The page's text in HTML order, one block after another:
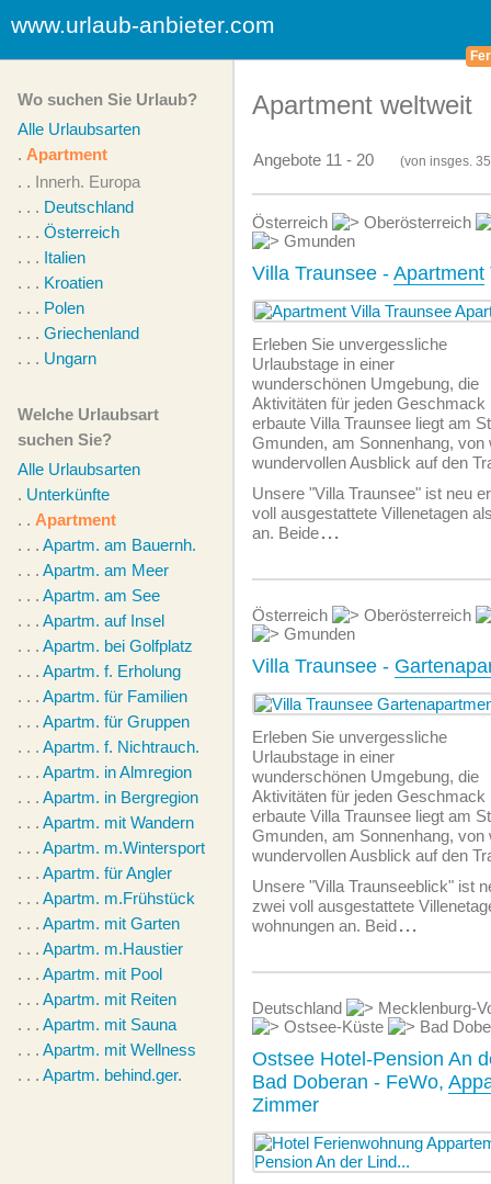
www.urlaub-anbieter.com
Wo suchen Sie Urlaub?
Alle Urlaubsarten
. Apartment
. . Innerh. Europa
. . . Deutschland
. . . Österreich
. . . Italien
. . . Kroatien
. . . Polen
. . . Griechenland
. . . Ungarn
Welche Urlaubsart
suchen Sie?
Alle Urlaubsarten
. Unterkünfte
. . Apartment
. . . Apartm. am Bauernh.
. . . Apartm. am Meer
. . . Apartm. am See
. . . Apartm. auf Insel
. . . Apartm. bei Golfplatz
. . . Apartm. f. Erholung
. . . Apartm. für Familien
. . . Apartm. für Gruppen
. . . Apartm. f. Nichtrauch.
. . . Apartm. in Almregion
. . . Apartm. in Bergregion
. . . Apartm. mit Wandern
. . . Apartm. m.Wintersport
. . . Apartm. für Angler
. . . Apartm. m.Frühstück
. . . Apartm. mit Garten
. . . Apartm. m.Haustier
. . . Apartm. mit Pool
. . . Apartm. mit Reiten
. . . Apartm. mit Sauna
. . . Apartm. mit Wellness
. . . Apartm. behind.ger.
Apartment weltweit
Angebote 11 - 20 (von insges.
Österreich
Oberösterreich
Gmunden
Villa Traunsee - Apartment
Erleben Sie unvergessliche
Urlaubstage in einer
wunderschönen Umgebung, die
Aktivitäten für jeden Geschmack
erbaute Villa Traunsee liegt am
Gmunden, am Sonnenhang, von
wundervollen Ausblick auf den
Unsere "Villa Traunsee" ist neu
voll ausgestattete Villenetagen
an. Beide...
Österreich
Oberösterreich
Gmunden
Villa Traunsee -
Erleben Sie unvergessliche
Urlaubstage in einer
wunderschönen Umgebung, die
Aktivitäten für jeden Geschmack
erbaute Villa Traunsee liegt am
Gmunden, am Sonnenhang, von
wundervollen Ausblick auf den
Unsere "Villa Traunseeblick" ist
zwei voll ausgestattete
wohnungen an. Beid...
Deutschland
Mecklenburg-
Ostsee-Küste
Bad
Ostsee Hotel-Pension An
Bad Doberan - FeWo,
Zimmer